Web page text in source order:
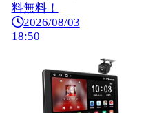
料無料！
2026/08/03
18:50